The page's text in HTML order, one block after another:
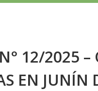
12/2025 –
EN JUNÍN